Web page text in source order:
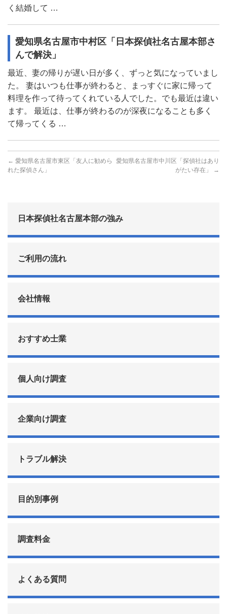
く結婚して …
愛知県名古屋市中村区「日本探偵社名古屋本部さ
んで解決」
最近、妻の帰りが遅い日が多く、ずっと気になっていまし
た。 妻はいつも仕事が終わると、まっすぐに家に帰って
料理を作って待ってくれている人でした。でも最近は違い
ます。 最近は、仕事が終わるのが深夜になることも多く
て帰ってくる …
← 愛知県名古屋市東区「友人に勧めら
れた探偵さん」
愛知県名古屋市中川区「探偵社はあり
がたい存在」
→
日本探偵社名古屋本部の強み
ご利用の流れ
会社情報
おすすめ士業
個人向け調査
企業向け調査
トラブル解決
目的別事例
調査料金
よくある質問